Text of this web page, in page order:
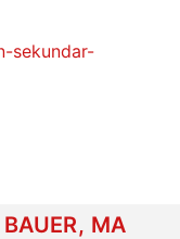
sekundar-
BAUER, MA